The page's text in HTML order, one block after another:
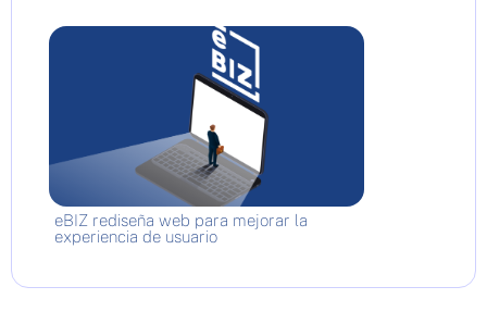
eBIZ rediseña web para mejorar la
experiencia de usuario